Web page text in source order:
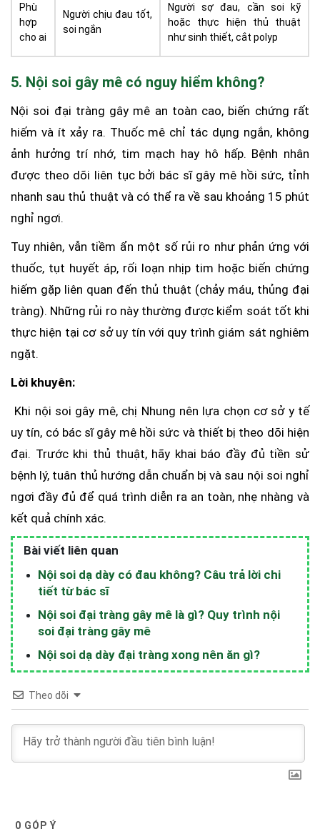
Phù
hợp
cho ai
Người chịu đau tốt,
soi ngắn
Người sợ đau, cần soi kỹ
hoặc thực hiện thủ thuật
như sinh thiết, cắt polyp
5. Nội soi gây mê có nguy hiểm không?
Nội soi đại tràng gây mê an toàn cao, biến chứng rất
hiếm và ít xảy ra. Thuốc mê chỉ tác dụng ngắn, không
ảnh hưởng trí nhớ, tim mạch hay hô hấp. Bệnh nhân
được theo dõi liên tục bởi bác sĩ gây mê hồi sức, tỉnh
nhanh sau thủ thuật và có thể ra về sau khoảng 15 phút
nghỉ ngơi.
Tuy nhiên, vẫn tiềm ẩn một số rủi ro như phản ứng với
thuốc, tụt huyết áp, rối loạn nhịp tim hoặc biến chứng
hiếm gặp liên quan đến thủ thuật (chảy máu, thủng đại
tràng). Những rủi ro này thường được kiểm soát tốt khi
thực hiện tại cơ sở uy tín với quy trình giám sát nghiêm
ngặt.
Lời khuyên:
Khi nội soi gây mê, chị Nhung nên lựa chọn cơ sở y tế
uy tín, có bác sĩ gây mê hồi sức và thiết bị theo dõi hiện
đại. Trước khi thủ thuật, hãy khai báo đầy đủ tiền sử
bệnh lý, tuân thủ hướng dẫn chuẩn bị và sau nội soi nghỉ
ngơi đầy đủ để quá trình diễn ra an toàn, nhẹ nhàng và
kết quả chính xác.
Bài viết liên quan
Nội soi dạ dày có đau không? Câu trả lời chi
tiết từ bác sĩ
Nội soi đại tràng gây mê là gì? Quy trình nội
soi đại tràng gây mê
Nội soi dạ dày đại tràng xong nên ăn gì?
Theo dõi
0 GÓP Ý